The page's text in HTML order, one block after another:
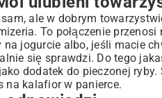
ale w dobrym
To połączenie
jogurcie albo, jeśli macie
się sprawdzi. Do tego
dodatek do pieczonej
na kalafior w panierce.